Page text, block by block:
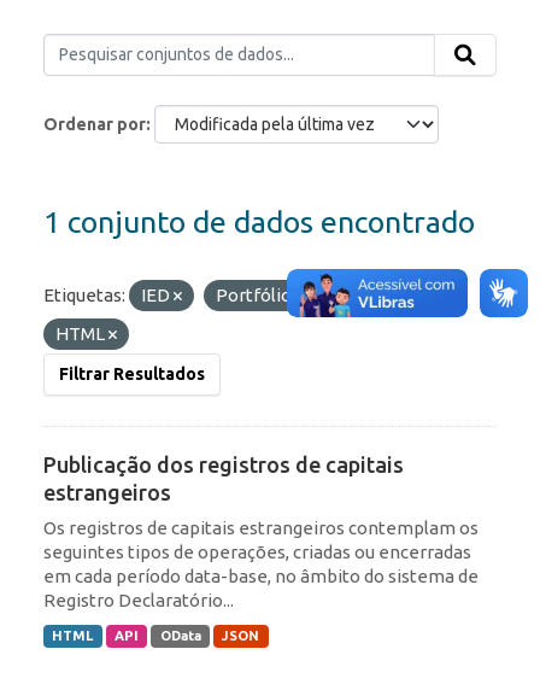
Ordenar por
1 conjunto de dados encontrado
Etiquetas: IED Portfólio
Formatos:
HTML
Filtrar Resultados
Publicação dos registros de capitais
estrangeiros
Os registros de capitais estrangeiros contemplam os
seguintes tipos de operações, criadas ou encerradas
em cada período data-base, no âmbito do sistema de
Registro Declaratório...
HTML API OData JSON